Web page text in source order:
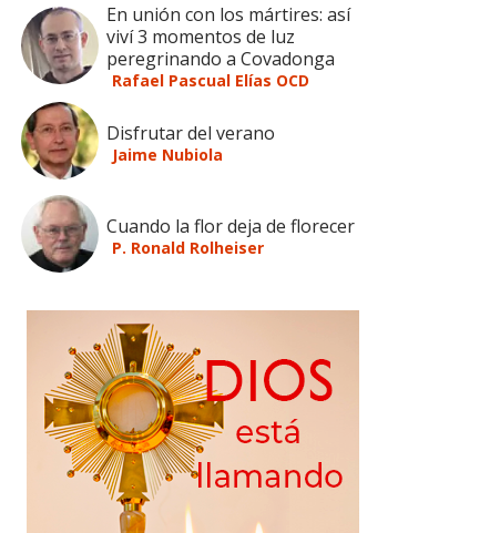
En unión con los mártires: así
viví 3 momentos de luz
peregrinando a Covadonga
Rafael Pascual Elías OCD
Disfrutar del verano
Jaime Nubiola
Cuando la flor deja de florecer
P. Ronald Rolheiser